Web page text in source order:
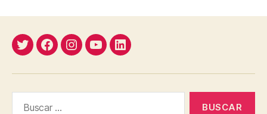
TwitterFacebookInstagram
YouTubeLinkedin